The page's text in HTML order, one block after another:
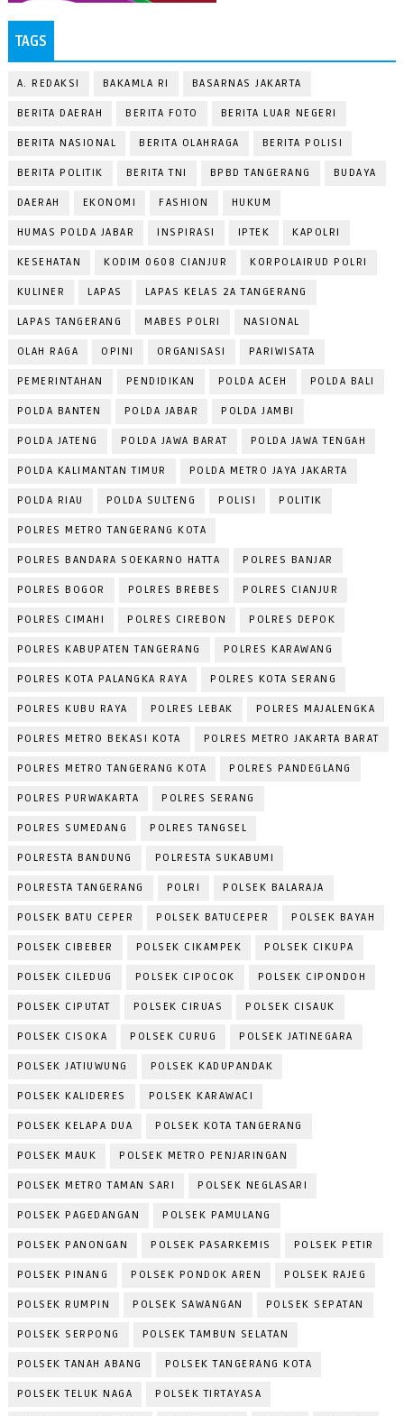
TAGS
A. REDAKSI BAKAMLA RI BASARNAS JAKARTA
BERITA DAERAH BERITA FOTO BERITA LUAR NEGERI
BERITA NASIONAL BERITA OLAHRAGA BERITA POLISI
BERITA POLITIK BERITA TNI BPBD TANGERANG BUDAYA
DAERAH EKONOMI FASHION HUKUM
HUMAS POLDA JABAR INSPIRASI IPTEK KAPOLRI
KESEHATAN KODIM 0608 CIANJUR KORPOLAIRUD POLRI
KULINER LAPAS LAPAS KELAS 2A TANGERANG
LAPAS TANGERANG MABES POLRI NASIONAL
OLAH RAGA OPINI ORGANISASI PARIWISATA
PEMERINTAHAN PENDIDIKAN POLDA ACEH POLDA BALI
POLDA BANTEN POLDA JABAR POLDA JAMBI
POLDA JATENG POLDA JAWA BARAT POLDA JAWA TENGAH
POLDA KALIMANTAN TIMUR POLDA METRO JAYA JAKARTA
POLDA RIAU POLDA SULTENG POLISI POLITIK
POLRES METRO TANGERANG KOTA
POLRES BANDARA SOEKARNO HATTA POLRES BANJAR
POLRES BOGOR POLRES BREBES POLRES CIANJUR
POLRES CIMAHI POLRES CIREBON POLRES DEPOK
POLRES KABUPATEN TANGERANG POLRES KARAWANG
POLRES KOTA PALANGKA RAYA POLRES KOTA SERANG
POLRES KUBU RAYA POLRES LEBAK POLRES MAJALENGKA
POLRES METRO BEKASI KOTA POLRES METRO JAKARTA BARAT
POLRES METRO TANGERANG KOTA POLRES PANDEGLANG
POLRES PURWAKARTA POLRES SERANG
POLRES SUMEDANG POLRES TANGSEL
POLRESTA BANDUNG POLRESTA SUKABUMI
POLRESTA TANGERANG POLRI POLSEK BALARAJA
POLSEK BATU CEPER POLSEK BATUCEPER POLSEK BAYAH
POLSEK CIBEBER POLSEK CIKAMPEK POLSEK CIKUPA
POLSEK CILEDUG POLSEK CIPOCOK POLSEK CIPONDOH
POLSEK CIPUTAT POLSEK CIRUAS POLSEK CISAUK
POLSEK CISOKA POLSEK CURUG POLSEK JATINEGARA
POLSEK JATIUWUNG POLSEK KADUPANDAK
POLSEK KALIDERES POLSEK KARAWACI
POLSEK KELAPA DUA POLSEK KOTA TANGERANG
POLSEK MAUK POLSEK METRO PENJARINGAN
POLSEK METRO TAMAN SARI POLSEK NEGLASARI
POLSEK PAGEDANGAN POLSEK PAMULANG
POLSEK PANONGAN POLSEK PASARKEMIS POLSEK PETIR
POLSEK PINANG POLSEK PONDOK AREN POLSEK RAJEG
POLSEK RUMPIN POLSEK SAWANGAN POLSEK SEPATAN
POLSEK SERPONG POLSEK TAMBUN SELATAN
POLSEK TANAH ABANG POLSEK TANGERANG KOTA
POLSEK TELUK NAGA POLSEK TIRTAYASA